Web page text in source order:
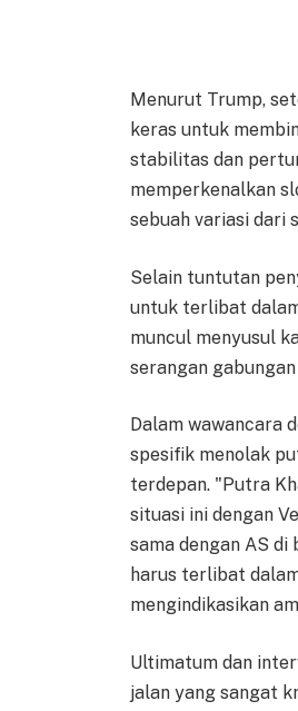
Menurut Trump,
keras untuk
stabilitas dan
memperkenalkan
sebuah variasi dari
Selain tuntutan
untuk terlibat
muncul menyusul
serangan
Dalam wawancara
spesifik menolak
terdepan. "Putra
situasi ini dengan
sama dengan AS
harus terlibat
mengindikasikan
Ultimatum dan
jalan yang sangat